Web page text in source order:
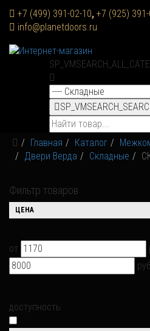
+7 (499) 391-02-10, +7 (925)
info@planetdoors.ru
Главная Каталог
Двери Верда
Складные
Фильтр товаров
ЦЕНА
от
доступность: